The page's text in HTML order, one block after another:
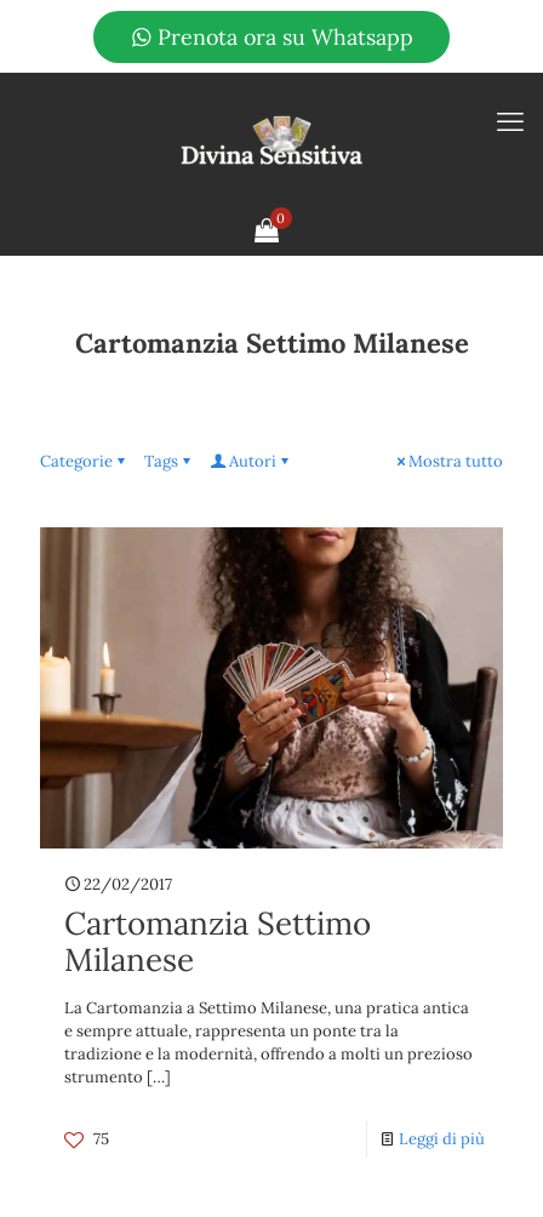
Prenota ora su Whatsapp
0
Cartomanzia Settimo Milanese
Categorie Tags Autori Mostra tutto
22/02/2017
Cartomanzia Settimo
Milanese
La Cartomanzia a Settimo Milanese, una pratica antica
e sempre attuale, rappresenta un ponte tra la
tradizione e la modernità, offrendo a molti un prezioso
strumento […]
75 Leggi di più